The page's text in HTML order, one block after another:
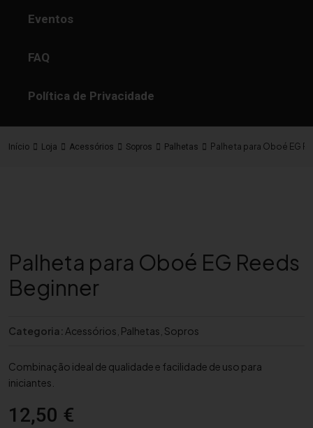
Eventos
FAQ
Política de Privacidade
Início Loja Acessórios Sopros Palhetas Palheta para Oboé EG
Palheta para Oboé EG Reeds
Beginner
Categoria: Acessórios Palhetas Sopros
Combinação ideal de qualidade e facilidade de uso para
iniciantes.
12,50 €